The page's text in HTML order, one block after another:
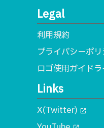
Legal
利用規約
プライバシーポ
ロゴ使用ガイド
Links
X(Twitter) open_in_new